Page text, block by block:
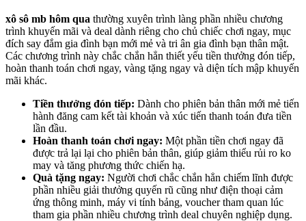
xô sô mb hôm qua thường xuyên trình làng phần nhiều chương
trình khuyến mãi và deal dành riêng cho chủ chiếc chơi ngay, mục
đích say đắm gia đình bạn mới mẻ và tri ân gia đình bạn thân mật.
Các chương trình này chắc chắn hẳn thiết yếu tiền thưởng đón tiếp,
hoàn thanh toán chơi ngay, vàng tặng ngay và diện tích mập khuyến
mãi khác.
Tiền thưởng đón tiếp: Dành cho phiên bản thân mới mẻ tiến
hành đăng cam kết tài khoản và xúc tiến thanh toán đưa tiền
lần đầu.
Hoàn thanh toán chơi ngay: Một phần tiền chơi ngay đã
được trả lại lại cho phiên bản thân, giúp giảm thiểu rủi ro ko
may và tăng phương thức chiến hạ.
Quà tặng ngay: Người chơi chắc chắn hẳn chiếm lĩnh được
phần nhiều giải thưởng quyến rũ cũng như điện thoại cảm
ứng thông minh, máy vi tính bảng, voucher tham quan lúc
tham gia phần nhiều chương trình deal chuyên nghiệp dụng.